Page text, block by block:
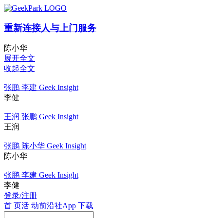
重新连接人与上门服务
陈小华
展开全文
收起全文
张鹏 李建 Geek Insight
李健
王润 张鹏 Geek Insight
王润
张鹏 陈小华 Geek Insight
陈小华
张鹏 李建 Geek Insight
李健
登录/注册
首 页活 动前沿社App 下载